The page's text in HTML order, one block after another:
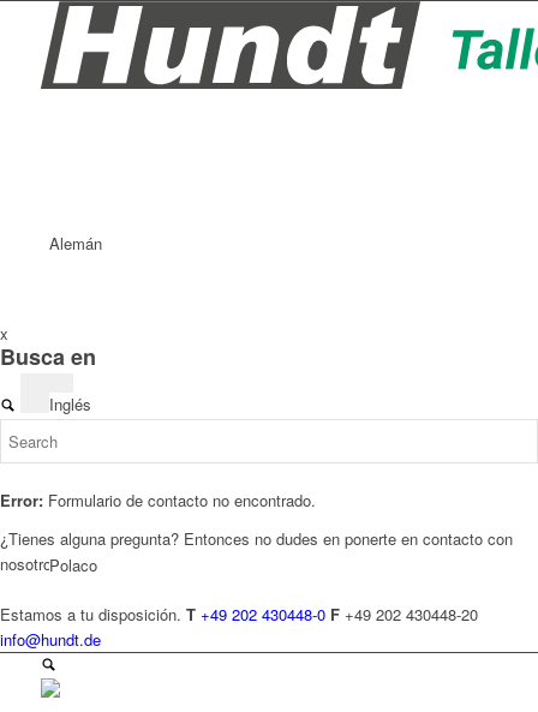
Alemán
Inglés
Polaco
x
Busca en
Error: Formulario de contacto no encontrado.
¿Tienes alguna pregunta? Entonces no dudes en ponerte en contacto con
nosotros.
Estamos a tu disposición. T +49 202 430448-0 F +49 202 430448-20
info@hundt.de